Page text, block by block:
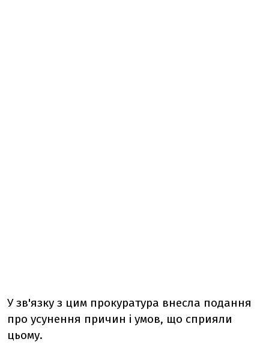
У зв'язку з цим прокуратура внесла подання
про усунення причин і умов, що сприяли
цьому.